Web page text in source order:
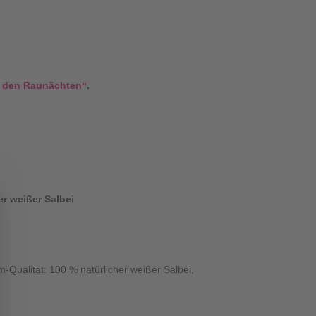
Raunächten“.
weißer Salbei
Qualität: 100 % natürlicher weißer Salbei,